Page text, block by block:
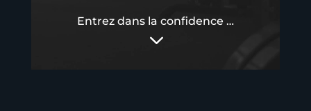
Entrez dans la confidence …
3